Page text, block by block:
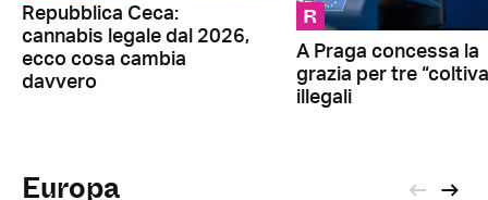
Repubblica Ceca:
cannabis legale dal 2026,
ecco cosa cambia
davvero
R
A Praga concessa la
grazia per tre
illegali
Europa